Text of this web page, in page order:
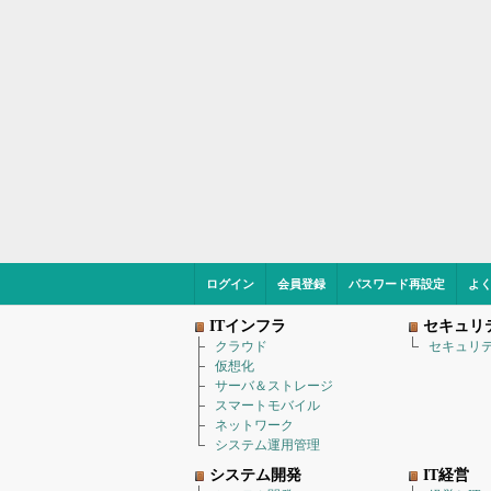
ログイン 会員登録 パスワード再設定 よ
ITインフラ
クラウド
仮想化
サーバ＆ストレージ
スマートモバイル
ネットワーク
システム運用管理
セキュリ
セキュリ
システム開発 IT経営